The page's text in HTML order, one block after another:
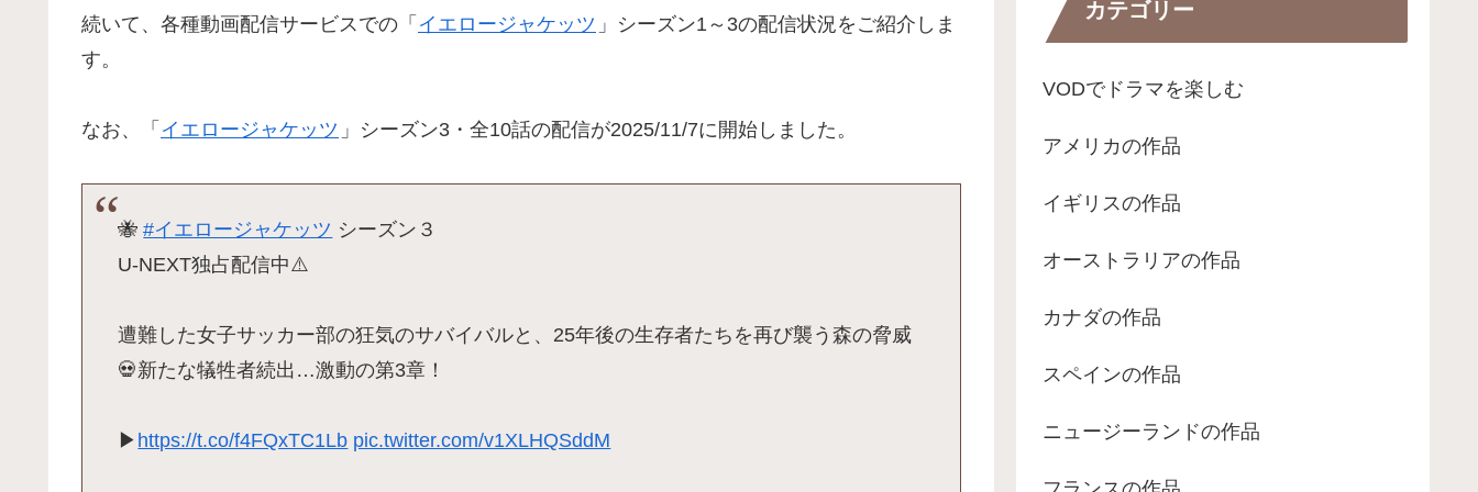
続いて、各種動画配信サービスでの「 イエロージャケッツ 」シーズン1～3の配信状況をご紹介しま
す。
なお、「 イエロージャケッツ 」シーズン3・全10話の配信が2025/11/7に開始しました。
🐝#イエロージャケッツ シーズン３
U-NEXT独占配信中⚠️
遭難した女子サッカー部の狂気のサバイバルと、25年後の生存者たちを再び襲う森の脅威
💀新たな犠牲者続出…激動の第3章！
▶ https://t.co/f4FQxTC1Lb pic.twitter.com/v1XLHQSddM
カテゴリー
VODでドラマを楽しむ
アメリカの作品
イギリスの作品
オーストラリアの作品
カナダの作品
スペインの作品
ニュージーランドの作品